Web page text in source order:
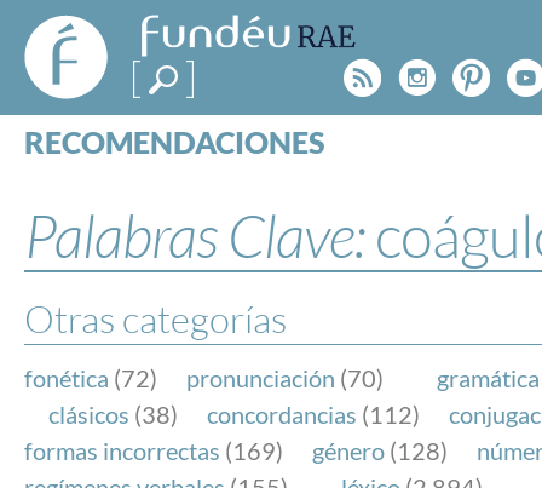
FundéuRAE
- Fundación
del Español
Urgente
Rss
RECOMENDACIONES
ESPECIALES
BLOG
NOTICIAS
SOBRE LA FUNDÉURAE
FundéuRAE es una fundación patrocinada por la
y la Real Academia Española, cuyo objetivo es
el buen uso del español en los medios de
Palabras Clave:
Otras categorías
fonética (72) pronunciación (70) gramática
clásicos (38) concordancias (112)
formas incorrectas (169) género (128)